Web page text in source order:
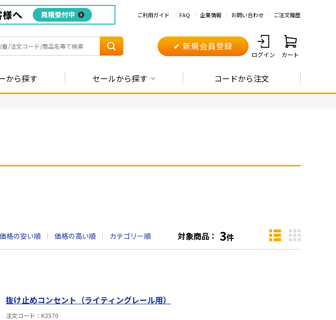
ご利用ガイド FAQ 企業情報 お問い合わせ ご注文履歴
✔ 新規会員登録
ログイン カート
から探す セールから探す コードから注文
価格の安い順 価格の高い順 カテゴリー順 対象商品： 3件
抜け止めコンセント（ライティングレール用）
注文コード
K3570